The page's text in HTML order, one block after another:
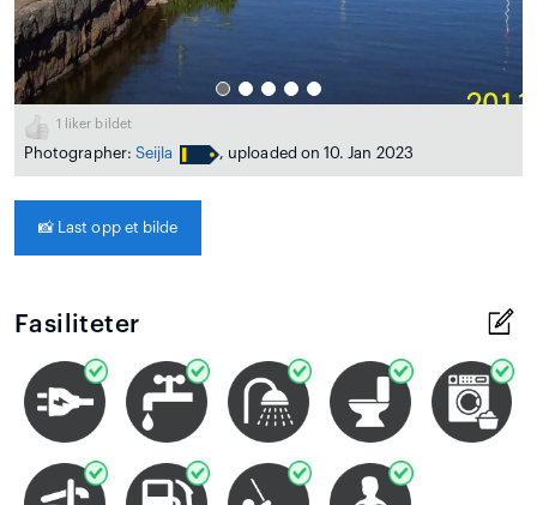
1 liker bildet
Photographer: Seijla , uploaded on 10. Jan 2023
📸 Last opp et bilde
Fasiliteter